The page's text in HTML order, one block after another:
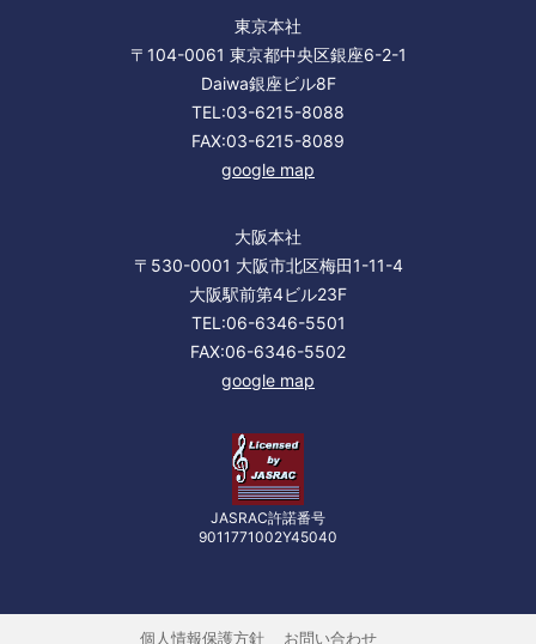
東京本社
〒104-0061 東京都中央区銀座6-2-1
Daiwa銀座ビル8F
TEL:03-6215-8088
FAX:03-6215-8089
google map
大阪本社
〒530-0001 大阪市北区梅田1-11-4
大阪駅前第4ビル23F
TEL:06-6346-5501
FAX:06-6346-5502
google map
JASRAC許諾番号
9011771002Y45040
個人情報保護方針 お問い合わせ